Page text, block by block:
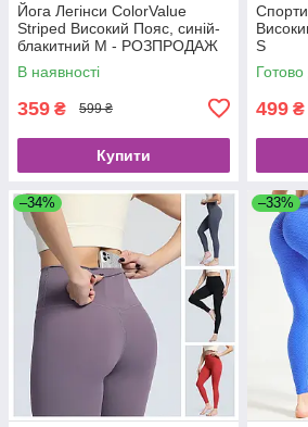
Йога Легінси ColorValue
Striped Високий Пояс, синій-
блакитний М - РОЗПРОДАЖ
В наявності
359 ₴ 599 ₴
Купити
S
Готово
499 ₴
–34% –33%